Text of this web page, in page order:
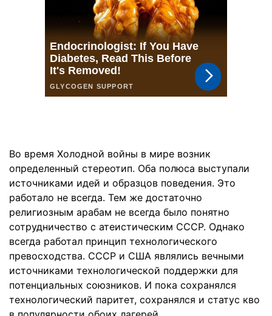
Во время Холодной войны в мире возник
определенный стереотип. Оба полюса выступали
источниками идей и образцов поведения. Это
работало не всегда. Тем же достаточно
религиозным арабам не всегда было понятно
сотрудничество с атеистическим СССР. Однако
всегда работал принцип технологического
превосходства. СССР и США являлись вечными
источниками технологической поддержки для
потенциальных союзников. И пока сохранялся
технологический паритет, сохранялся и статус кво